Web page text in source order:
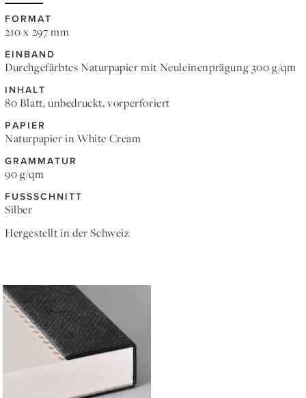
FORMAT
210 x 297 mm
EINBAND
Durchgefärbtes Naturpapier mit Neuleinenprägung 300 g/qm
INHALT
80 Blatt, unbedruckt, vorperforiert
PAPIER
Naturpapier in White Cream
GRAMMATUR
90 g/qm
FUSSSCHNITT
Silber
Hergestellt in der Schweiz